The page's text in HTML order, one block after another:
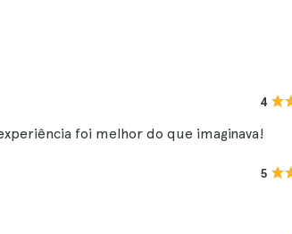
4
foi melhor do que imaginava!
5